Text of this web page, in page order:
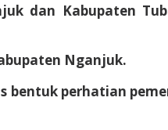
dan Kabupaten
Nganjuk.
bentuk perhatian